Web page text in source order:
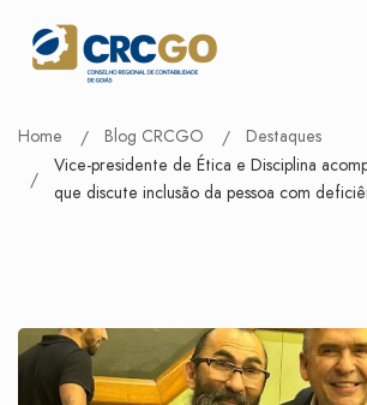
Home Blog CRCGO
Destaques
Vice-presidente de Ética e Disciplina
que discute inclusão da pessoa com